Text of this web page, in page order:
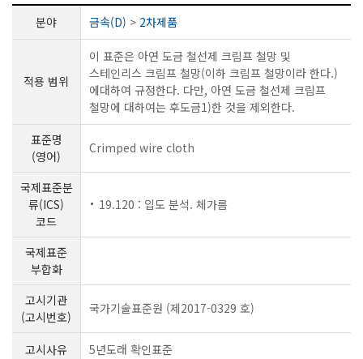
분야 금속(D) > 2차제품
적용 범위
이 표준은 아연 도금 철선제 크림프 철망 및
스테인리스 크림프 철망(이하 크림프 철망이라 한다.)
에대하여 규정한다. 다만, 아연 도금 철선제 크림프
철망에 대하여는 후도금1)한 것을 제외한다.
표준명
(영어)
Crimped wire cloth
국제표준분
류(ICS)
코드
19.120 : 입도 분석. 체가름
국제표준
부합화
고시기관
(고시번호)
국가기술표준원 (제2017-0329 호)
고시사유 5년도래 확인표준